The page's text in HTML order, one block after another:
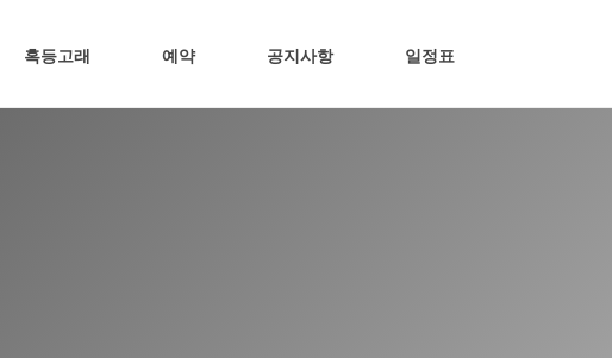
혹등고래 예약 공지사항 일정표